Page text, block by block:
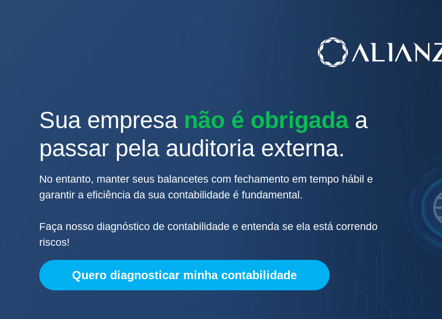
Sua empresa não é obrigadaa
passar pela auditoria externa.
No entanto, manter seus balancetes com fechamento em tempo hábil e
garantir a eficiência da sua contabilidade é fundamental.
Faça nosso diagnóstico de contabilidade e entenda se ela está correndo
riscos!
Quero diagnosticar minha contabilidade